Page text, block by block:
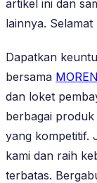
artikel ini dan
lainnya. Selamat
Dapatkan
bersama
dan loket
berbagai
yang kompetitif.
kami dan raih
terbatas.